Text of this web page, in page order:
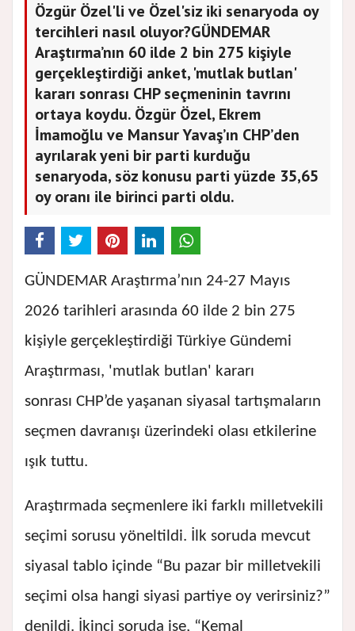
Özgür Özel'li ve Özel'siz iki senaryoda oy
tercihleri nasıl oluyor?GÜNDEMAR
Araştırma’nın 60 ilde 2 bin 275 kişiyle
gerçekleştirdiği anket, 'mutlak butlan'
kararı sonrası CHP seçmeninin tavrını
ortaya koydu. Özgür Özel, Ekrem
İmamoğlu ve Mansur Yavaş’ın CHP’den
ayrılarak yeni bir parti kurduğu
senaryoda, söz konusu parti yüzde 35,65
oy oranı ile birinci parti oldu.
GÜNDEMAR Araştırma’nın 24-27 Mayıs
2026 tarihleri arasında 60 ilde 2 bin 275
kişiyle gerçekleştirdiği Türkiye Gündemi
Araştırması, 'mutlak butlan' kararı
sonrası CHP’de yaşanan siyasal tartışmaların
seçmen davranışı üzerindeki olası etkilerine
ışık tuttu.
Araştırmada seçmenlere iki farklı milletvekili
seçimi sorusu yöneltildi. İlk soruda mevcut
siyasal tablo içinde “Bu pazar bir milletvekili
seçimi olsa hangi siyasi partiye oy verirsiniz?”
denildi. İkinci soruda ise, “Kemal